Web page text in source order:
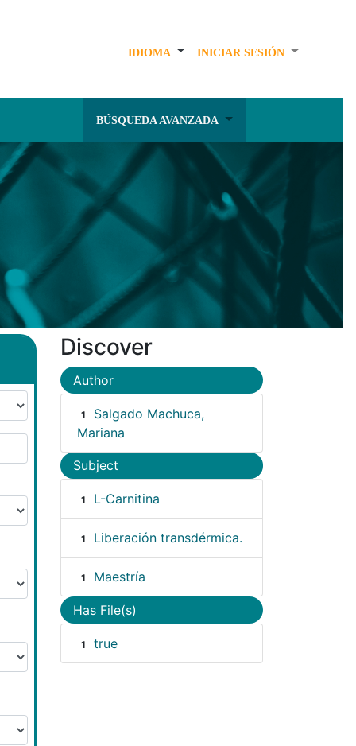
IDIOMA INICIAR SESIÓN
BÚSQUEDA AVANZADA
Discover
Author
1
Salgado Machuca,
Mariana
Subject
1 L-Carnitina
1 Liberación transdérmica.
1 Maestría
Has File(s)
1 true